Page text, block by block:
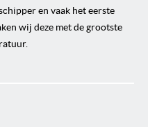
en vaak het eerste
wij deze met de grootste